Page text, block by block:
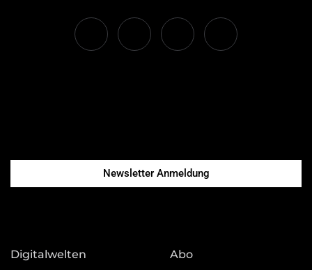
Newsletter Anmeldung
Digitalwelten
Abo